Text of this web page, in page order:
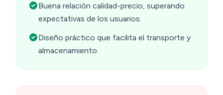
Buena relación calidad-precio, superando
expectativas de los usuarios.
Diseño práctico que facilita el transporte y
almacenamiento.